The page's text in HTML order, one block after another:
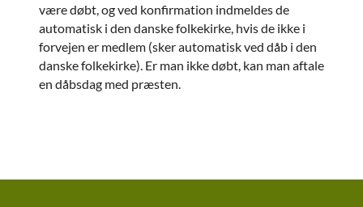
være døbt, og ved konfirmation indmeldes de
automatisk i den danske folkekirke, hvis de ikke i
forvejen er medlem (sker automatisk ved dåb i den
danske folkekirke). Er man ikke døbt, kan man aftale
en dåbsdag med præsten.